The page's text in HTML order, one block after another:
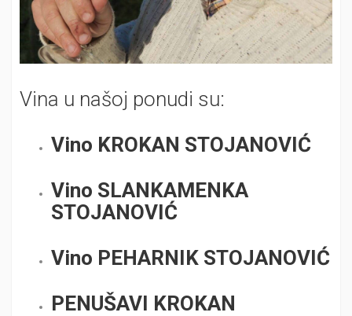
Vina u našoj ponudi su:
Vino KROKAN STOJANOVIĆ
Vino SLANKAMENKA
STOJANOVIĆ
Vino PEHARNIK STOJANOVIĆ
PENUŠAVI KROKAN